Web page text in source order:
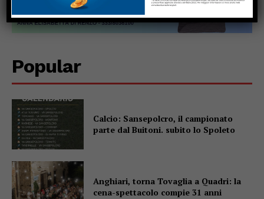
Popular
Calcio: Sansepolcro, il campionato
parte dal Buitoni. subito lo Spoleto
Anghiari, torna Tovaglia a Quadri: la
cena-spettacolo compie 31 anni